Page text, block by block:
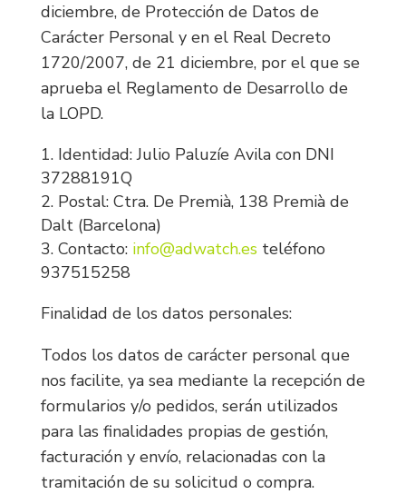
diciembre, de Protección de Datos de
Carácter Personal y en el Real Decreto
1720/2007, de 21 diciembre, por el que se
aprueba el Reglamento de Desarrollo de
la LOPD.
Identidad: Julio Paluzíe Avila con DNI
37288191Q
Postal: Ctra. De Premià, 138 Premià de
Dalt (Barcelona)
Contacto: info@adwatch.esteléfono
937515258
Finalidad de los datos personales:
Todos los datos de carácter personal que
nos facilite, ya sea mediante la recepción de
formularios y/o pedidos, serán utilizados
para las finalidades propias de gestión,
facturación y envío, relacionadas con la
tramitación de su solicitud o compra.